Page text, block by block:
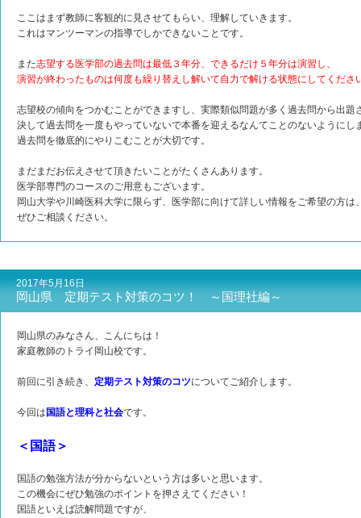
ここはまず教師に客観的に見させてもらい、理解していきます。
これはマンツーマンの指導でしかできないことです。
また志望する医学部の過去問は最低３年分、できるだけ５年分は演習し、
演習が終わったものは何度も繰り替えし解いて自力で解ける状態にしてくださ
志望校の傾向をつかむことができますし、実際類似問題が多く過去問から出題
決して過去問を一度もやっていないで本番を迎えるなんてことのないようにし
過去問を徹底的にやりこむことが大切です。
まだまだお伝えさせて頂きたいことがたくさんあります。
医学部専門のコースのご用意もございます。
岡山大学や川崎医科大学に限らず、医学部に向けて詳しい情報をご希望の方は
ぜひご相談ください。
2017年5月16日
岡山県 定期テスト対策のコツ！ ～国理社編～
岡山県のみなさん、こんにちは！
家庭教師のトライ岡山校です。
前回に引き続き、 定期テスト対策のコツについてご紹介します。
今回は 国語と理科と社会です。
＜国語＞
国語の勉強方法が分からないという方は多いと思います。
この機会にぜひ勉強のポイントを押さえてください！
国語といえば読解問題ですが、